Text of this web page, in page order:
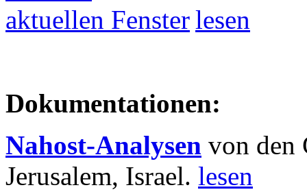
lesen
Dokumentationen:
Nahost-Analysen von den
Jerusalem, Israel. lesen